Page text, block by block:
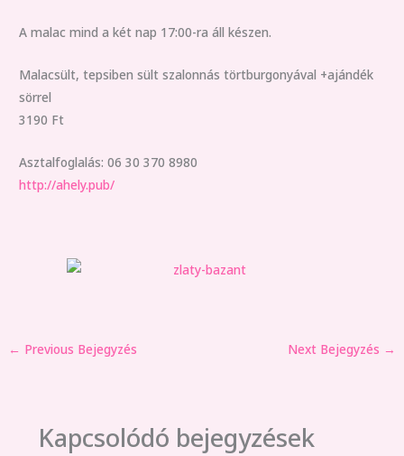
A malac mind a két nap 17:00-ra áll készen.
Malacsült, tepsiben sült szalonnás törtburgonyával +ajándék
sörrel
3190 Ft
Asztalfoglalás: 06 30 370 8980
http://ahely.pub/
← Previous Bejegyzés Next Bejegyzés →
Kapcsolódó bejegyzések